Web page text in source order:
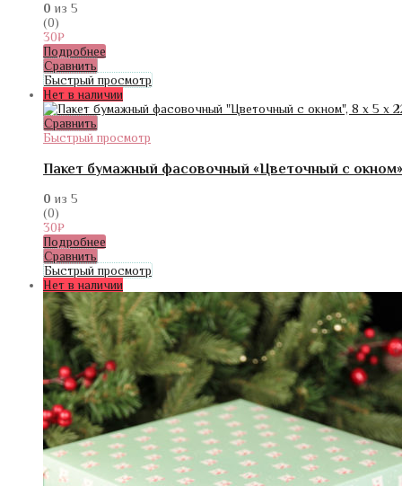
0 из 5
(0)
30₽
Подробнее
Сравнить
Быстрый просмотр
Нет в наличии
Сравнить
Быстрый просмотр
Пакет бумажный фасовочный «Цветочный с
0 из 5
(0)
30₽
Подробнее
Сравнить
Быстрый просмотр
Нет в наличии